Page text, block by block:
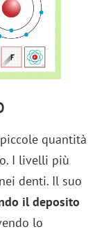
quantità
I livelli più
denti. Il suo
il deposito
lo